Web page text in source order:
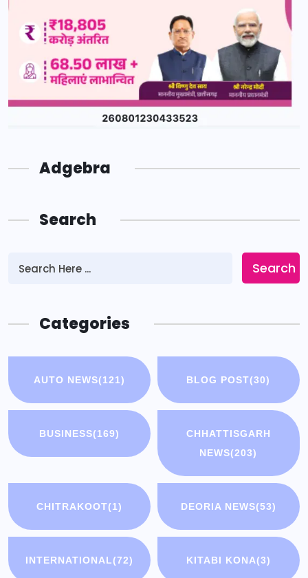
Adgebra
Search
Search
Categories
AUTO NEWS(121) BLOG POST(30)
BUSINESS(169)
CHHATTISGARH
NEWS(203)
CHITRAKOOT(1) DEORIA NEWS(53)
INTERNATIONAL(72) KITABI KONA(3)